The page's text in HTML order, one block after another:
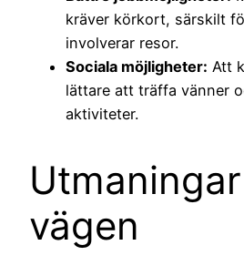
kräver körkort, särskilt
involverar resor.
Sociala möjligheter: Att
lättare att träffa vänner
aktiviteter.
vägen